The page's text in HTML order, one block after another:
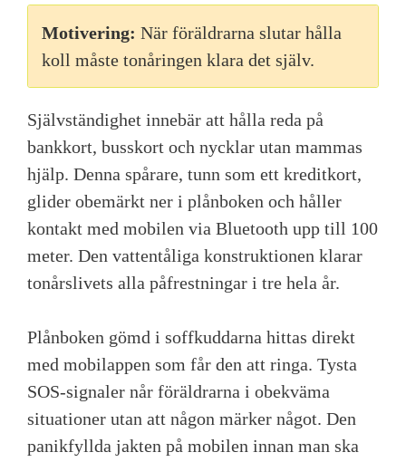
Motivering: När föräldrarna slutar hålla
koll måste tonåringen klara det själv.
Självständighet innebär att hålla reda på
bankkort, busskort och nycklar utan mammas
hjälp. Denna spårare, tunn som ett kreditkort,
glider obemärkt ner i plånboken och håller
kontakt med mobilen via Bluetooth upp till 100
meter. Den vattentåliga konstruktionen klarar
tonårslivets alla påfrestningar i tre hela år.
Plånboken gömd i soffkuddarna hittas direkt
med mobilappen som får den att ringa. Tysta
SOS-signaler når föräldrarna i obekväma
situationer utan att någon märker något. Den
panikfyllda jakten på mobilen innan man ska